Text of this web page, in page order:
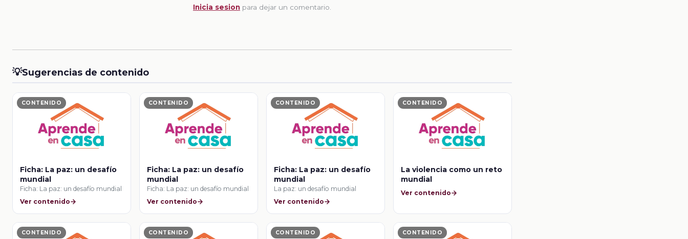
Inicia sesion para dejar un comentario.
💡Sugerencias de contenido
CONTENIDO
Ficha: La paz: un desafío
mundial
Ficha: La paz: un desafío mundial
Ver contenido
CONTENIDO
Ficha: La paz: un desafío
mundial
Ficha: La paz: un desafío mundial
Ver contenido
CONTENIDO
Ficha: La paz: un desafío
mundial
La paz: un desafío mundial
Ver contenido
CONTENIDO
La violencia como un reto
mundial
Ver contenido
CONTENIDO CONTENIDO CONTENIDO CONTENIDO